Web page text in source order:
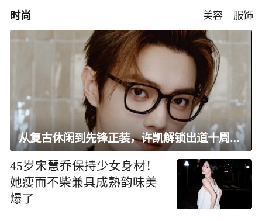
时尚 美容 服饰
从复古休闲到先锋正装，许凯解锁出道十周年大片
45岁宋慧乔保持少女身材！
她瘦而不柴兼具成熟韵味美
爆了